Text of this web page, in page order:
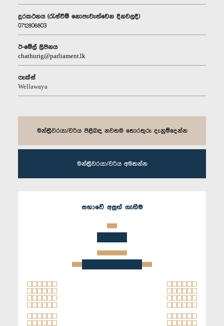
දුරකථනය (රැස්වීම් නොපැවැත්වෙන දිනවලදී)
0712806803
ඊ-මේල් ලිපිනය
chathurig@parliament.lk
ෆැක්ස්
Wellawaya
මන්ත්‍රීවරයා/වරිය පිළිබඳ නවතම තොරතුරු දැනුම්දෙන්න
මන්ත්‍රීවරයා/වරිය අමතන්න
සභාවේ අසුන් ගැනීම